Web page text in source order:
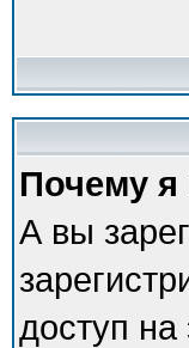
Почему я
А вы
доступ